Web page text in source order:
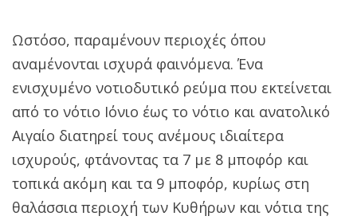
Ωστόσο, παραμένουν περιοχές όπου
αναμένονται ισχυρά φαινόμενα. Ένα
ενισχυμένο νοτιοδυτικό ρεύμα που εκτείνεται
από το νότιο Ιόνιο έως το νότιο και ανατολικό
Αιγαίο διατηρεί τους ανέμους ιδιαίτερα
ισχυρούς, φτάνοντας τα 7 με 8 μποφόρ και
τοπικά ακόμη και τα 9 μποφόρ, κυρίως στη
θαλάσσια περιοχή των Κυθήρων και νότια της